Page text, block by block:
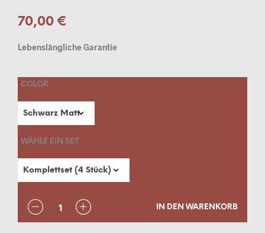
70,00 €
Lebenslängliche Garantie
*COLOR
*WÄHLE EIN SET
ANZAHL IN DEN WARENKORB